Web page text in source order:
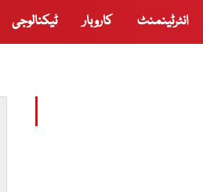
انٹرٹینمنٹ کاروبار ٹیکنالوجی